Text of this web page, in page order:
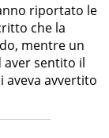
riportato le
che la
mentre un
aver sentito il
aveva avvertito